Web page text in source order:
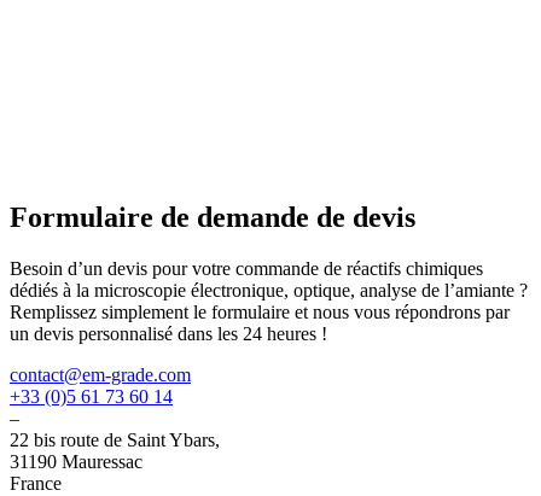
Formulaire de demande de devis
Besoin d’un devis pour votre commande de réactifs chimiques
dédiés à la microscopie électronique, optique, analyse de l’amiante ?
Remplissez simplement le formulaire et nous vous répondrons par
un devis personnalisé dans les 24 heures !
contact@em-grade.com
+33 (0)5 61 73 60 14
–
22 bis route de Saint Ybars,
31190 Mauressac
France